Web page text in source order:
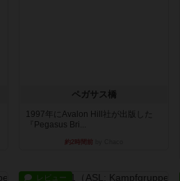
ペガサス橋
1997年にAvalon Hill社が出版した
『Pegasus Bri...
約2時間前
レビュー